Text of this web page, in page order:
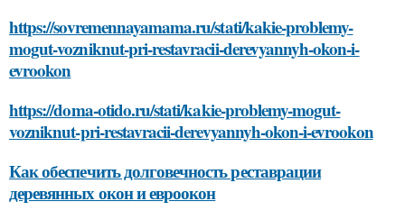
https://sovremennayamama.ru/stati/kakie-problemy-
mogut-vozniknut-pri-restavracii-derevyannyh-okon-i-
evrookon
https://doma-otido.ru/stati/kakie-problemy-mogut-
vozniknut-pri-restavracii-derevyannyh-okon-i-evrookon
Как обеспечить долговечность реставрации
деревянных окон и евроокон